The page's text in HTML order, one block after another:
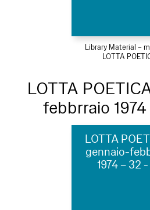
Library Material –
LOTTA
LOTTA
febbrraio
LOTTA
gennaio-
1974 – 32